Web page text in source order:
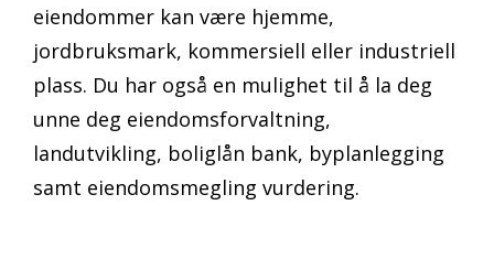
eiendommer kan være hjemme,
jordbruksmark, kommersiell eller industriell
plass. Du har også en mulighet til å la deg
unne deg eiendomsforvaltning,
landutvikling, boliglån bank, byplanlegging
samt eiendomsmegling vurdering.